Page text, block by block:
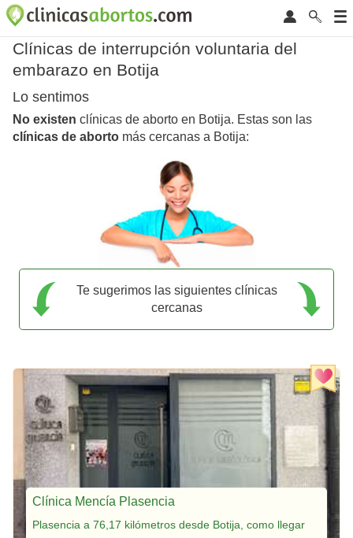
Clínicas de interrupción voluntaria del
embarazo en Botija
Lo sentimos
No existen clínicas de aborto en Botija. Estas son las
clínicas de aborto más cercanas a Botija:
Te sugerimos las siguientes clínicas
cercanas
Clínica Mencía Plasencia
Plasencia a 76,17 kilómetros desde Botija, como llegar